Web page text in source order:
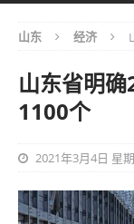
山东 经济
山东省明
1100个
2021年3月4日 星